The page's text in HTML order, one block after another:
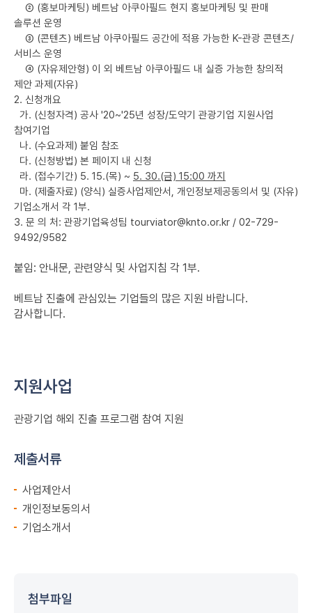
② (홍보마케팅) 베트남 아쿠아필드 현지 홍보마케팅 및 판매
솔루션 운영
③ (콘텐츠) 베트남 아쿠아필드 공간에 적용 가능한 K-관광 콘텐츠/
서비스 운영
④ (자유제안형) 이 외 베트남 아쿠아필드 내 실증 가능한 창의적
제안 과제(자유)
2. 신청개요
가. (신청자격) 공사 '20~'25년 성장/도약기 관광기업 지원사업
참여기업
나. (수요과제) 붙임 참조
다. (신청방법) 본 페이지 내 신청
라. (접수기간) 5. 15.(목) ~ 5. 30.(금) 15:00 까지
마. (제출자료) (양식) 실증사업제안서, 개인정보제공동의서 및 (자유)
기업소개서 각 1부.
3. 문 의 처: 관광기업육성팀 tourviator@knto.or.kr / 02-729-
9492/9582
붙임: 안내문, 관련양식 및 사업지침 각 1부.
베트남 진출에 관심있는 기업들의 많은 지원 바랍니다.
감사합니다.
지원사업
관광기업 해외 진출 프로그램 참여 지원
제출서류
사업제안서
개인정보동의서
기업소개서
첨부파일